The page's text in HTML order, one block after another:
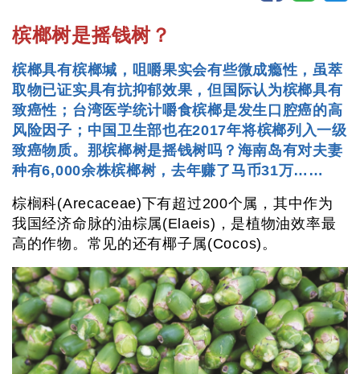
槟榔树是摇钱树？
槟榔具有槟榔堿，咀嚼果实会有些微成瘾性，虽萃
取物已证实具有抗抑郁效果，但国际认为槟榔具有
致癌性；台湾医学统计嚼食槟榔是发生口腔癌的高
风险因子；中国卫生部也在2017年将槟榔列入一级
致癌物质。那槟榔树是摇钱树吗？海南岛有对夫妻
种有6,000余株槟榔树，去年赚了马币31万……
棕榈科(Arecaceae)下有超过200个属，其中作为
我国经济命脉的油棕属(Elaeis)，是植物油效率最
高的作物。常见的还有椰子属(Cocos)。